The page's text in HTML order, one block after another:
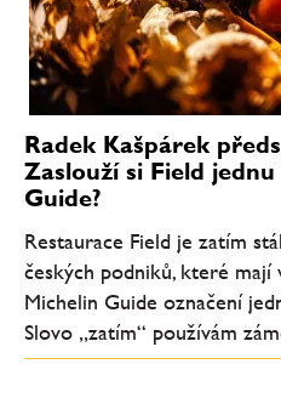
Radek Kašpárek
Zaslouží si Field
Guide?
Restaurace Field je zatím
českých podniků, které
Michelin Guide označení
Slovo „zatím“ používám